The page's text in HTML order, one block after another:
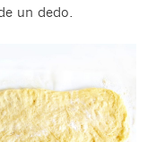
un dedo.